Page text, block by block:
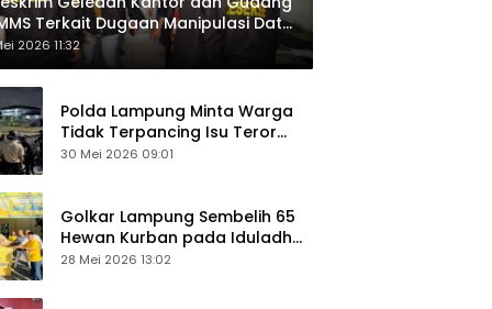
Terkait Dugaan Manipulasi Data
Sawit
2026 11:32
Polda Lampung Minta Warga
Tidak Terpancing Isu Teror
Pocong Palsu, Patroli
30 Mei 2026 09:01
Golkar Lampung Sembelih 65
Hewan Kurban pada Iduladha
1447 Hijriah
28 Mei 2026 13:02